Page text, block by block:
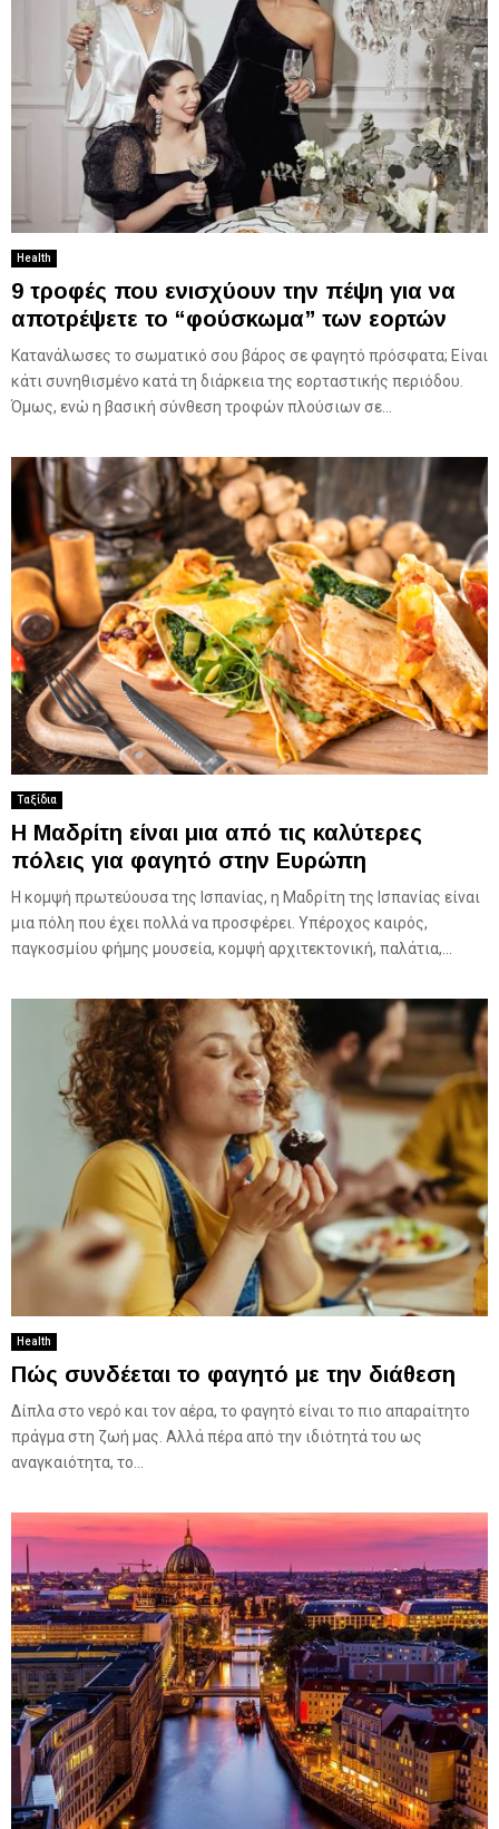
Health
9 τροφές που ενισχύουν την πέψη για να
αποτρέψετε το “φούσκωμα” των εορτών
Κατανάλωσες το σωματικό σου βάρος σε φαγητό πρόσφατα; Είναι
κάτι συνηθισμένο κατά τη διάρκεια της εορταστικής περιόδου.
Όμως, ενώ η βασική σύνθεση τροφών πλούσιων σε...
Ταξίδια
Η Μαδρίτη είναι μια από τις καλύτερες
πόλεις για φαγητό στην Ευρώπη
Η κομψή πρωτεύουσα της Ισπανίας, η Μαδρίτη της Ισπανίας είναι
μια πόλη που έχει πολλά να προσφέρει. Υπέροχος καιρός,
παγκοσμίου φήμης μουσεία, κομψή αρχιτεκτονική, παλάτια,...
Health
Πώς συνδέεται το φαγητό με την διάθεση
Δίπλα στο νερό και τον αέρα, το φαγητό είναι το πιο απαραίτητο
πράγμα στη ζωή μας. Αλλά πέρα ​​από την ιδιότητά του ως
αναγκαιότητα, το...